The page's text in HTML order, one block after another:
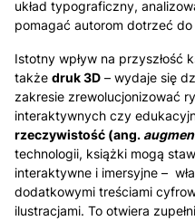
układ typograficzny,
pomagać autorom dotrzeć
Istotny wpływ na przyszłość
także druk 3D – wydaje się
zakresie zrewolucjonizować
interaktywnych czy
rzeczywistość (ang.
technologii, książki mogą
interaktywne i imersyjne –
dodatkowymi treściami
ilustracjami. To otwiera